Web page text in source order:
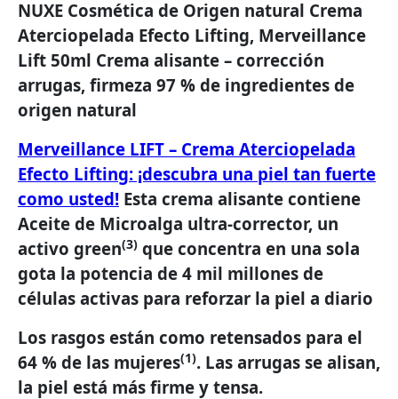
NUXE Cosmética de Origen natural Crema
Aterciopelada Efecto Lifting, Merveillance
Lift 50ml Crema alisante – corrección
arrugas, firmeza 97 % de ingredientes de
origen natural
Merveillance LIFT – Crema Aterciopelada
Efecto Lifting: ¡descubra una piel tan fuerte
como usted! Esta crema alisante contiene
Aceite de Microalga ultra-corrector, un
activo green(3) que concentra en una sola
gota la potencia de 4 mil millones de
células activas para reforzar la piel a diario
Los rasgos están como retensados para el
64 % de las mujeres(1). Las arrugas se alisan,
la piel está más firme y tensa.